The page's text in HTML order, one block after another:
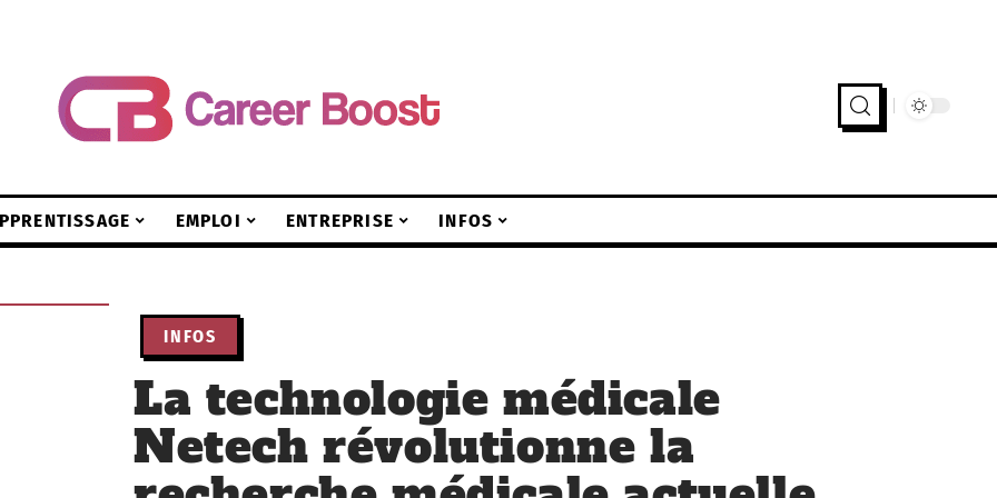
EMPLOI ENTREPRISE INFOS
INFOS
La technologie médicale
Netech révolutionne la